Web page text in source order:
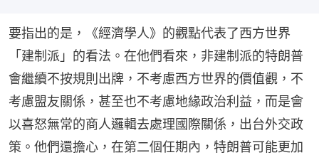
要指出的是，《經濟學人》的觀點代表了西方世界
「建制派」的看法。在他們看來，非建制派的特朗普
會繼續不按規則出牌，不考慮西方世界的價值觀，不
考慮盟友關係，甚至也不考慮地緣政治利益，而是會
以喜怒無常的商人邏輯去處理國際關係，出台外交政
策。他們還擔心，在第二個任期內，特朗普可能更加